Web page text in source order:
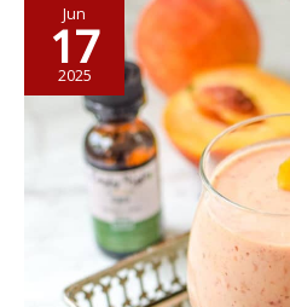
Jun
17
2025
sind
besten
Cannabis-
Rezepte
Deutschland?